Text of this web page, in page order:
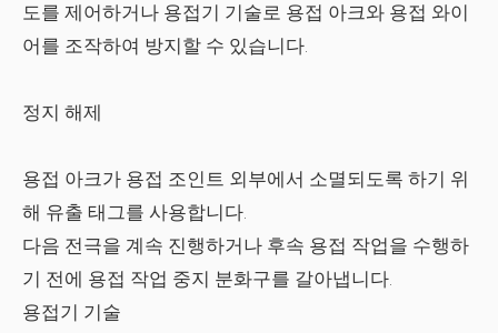
도를 제어하거나 용접기 기술로 용접 아크와 용접 와이
어를 조작하여 방지할 수 있습니다.
정지 해제
용접 아크가 용접 조인트 외부에서 소멸되도록 하기 위
해 유출 태그를 사용합니다.
다음 전극을 계속 진행하거나 후속 용접 작업을 수행하
기 전에 용접 작업 중지 분화구를 갈아냅니다.
용접기 기술